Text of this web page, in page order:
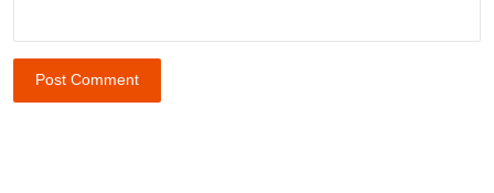
Post Comment